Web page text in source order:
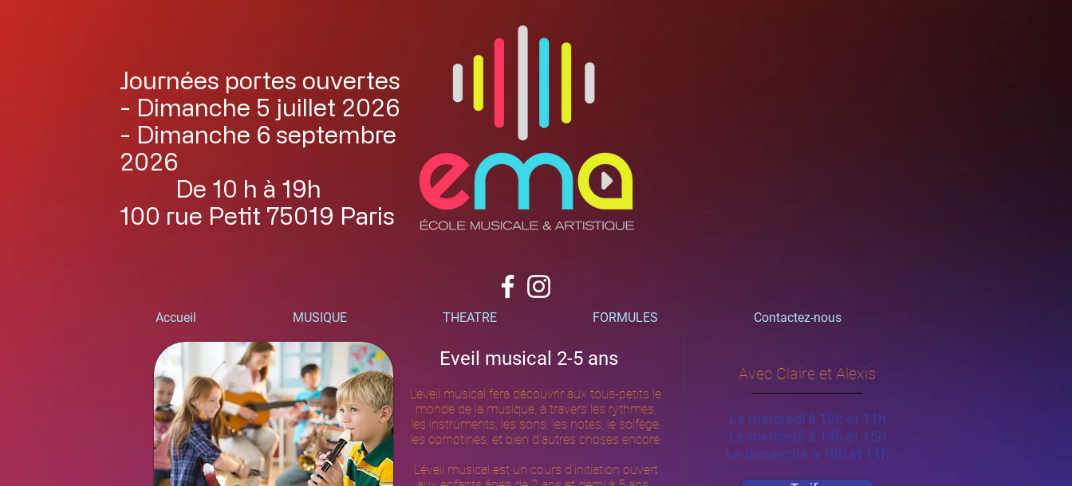
Journées portes ouvertes
- Dimanche 5 juillet 2026
- Dimanche 6 septembre
2026
De 10 h à 19h
100 rue Petit 75019 Paris
Accueil MUSIQUE THEATRE FORMULES Contactez-nous
Eveil musical 2-5 ans
L'éveil musical fera découvrir aux tous-petits le
monde de la musique, à travers les rythmes,
les instruments, les sons, les notes, le solfège,
les comptines, et bien d'autres choses encore.
L'éveil musical est un cours d'initiation ouvert
Avec Claire et Alexis
Le mercredi à 10h et 11h
Le mercredi à 14h et 15h
Le dimanche à 10h et 11h